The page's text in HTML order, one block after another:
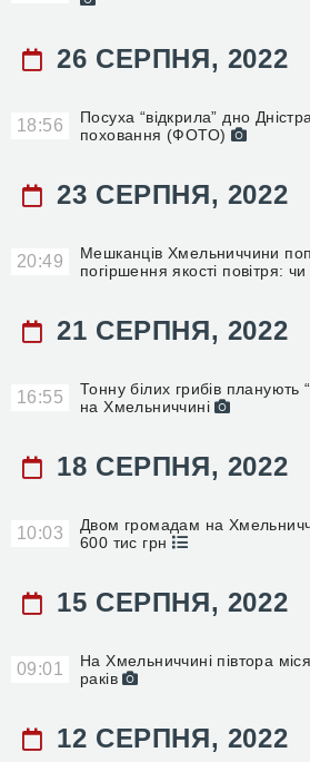
26 СЕРПНЯ, 2022
18:56
Посуха “відкрила” дно
поховання (ФОТО)
23 СЕРПНЯ, 2022
20:49
Мешканців Хмельниччини
погіршення якості повітря:
21 СЕРПНЯ, 2022
16:55
Тонну білих грибів планують
на Хмельниччині
18 СЕРПНЯ, 2022
10:03
Двом громадам на
600 тис грн
15 СЕРПНЯ, 2022
09:01
На Хмельниччині півтора
раків
12 СЕРПНЯ, 2022